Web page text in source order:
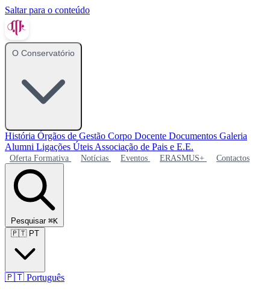
Saltar para o conteúdo
O Conservatório
História Órgãos de Gestão Corpo Docente Documentos Galeria
Alumni Ligações Úteis Associação de Pais e E.E.
Oferta Formativa Notícias Eventos ERASMUS+ Contactos
Pesquisar ⌘K
🇵🇹 PT
🇵🇹 Português